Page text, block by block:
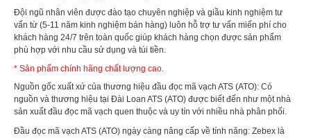
4.515.000 đ 4.350.000 đ
Đội ngũ nhân viên được đào tạo chuyên nghiệp và giầu kinh nghiệm tư
vấn từ (5-11 năm kinh nghiệm bán hàng) luôn hỗ trợ tư vấn miến phí cho
khách hàng 24/7 trên toàn quốc giúp khách hàng chọn được sản phẩm
phù hợp với nhu cầu sử dụng và túi tiền.
* Sản phẩm chính hãng chất lượng cao.
Nguồn gốc xuất xứ của thương hiệu đầu đọc mã vạch ATS (ATO): Có
nguồn và thương hiệu tại Đài Loan ATS (ATO) được biết đến như một nhà
sản xuất đầu đọc mã vạch quen thuộc và uy tín với nhiều nhà phân phối.
Đầu đọc mã vạch ATS (ATO) ngày càng nâng cấp về tính năng: Zebex là